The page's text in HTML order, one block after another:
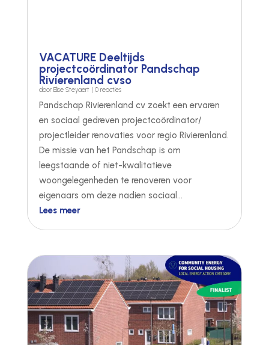
VACATURE Deeltijds
projectcoördinator Pandschap
Rivierenland cvso
door Elise Steyaert | 0 reacties
Pandschap Rivierenland cv zoekt een ervaren
en sociaal gedreven projectcoördinator/
projectleider renovaties voor regio Rivierenland.
De missie van het Pandschap is om
leegstaande of niet-kwalitatieve
woongelegenheden te renoveren voor
eigenaars om deze nadien sociaal...
Lees meer